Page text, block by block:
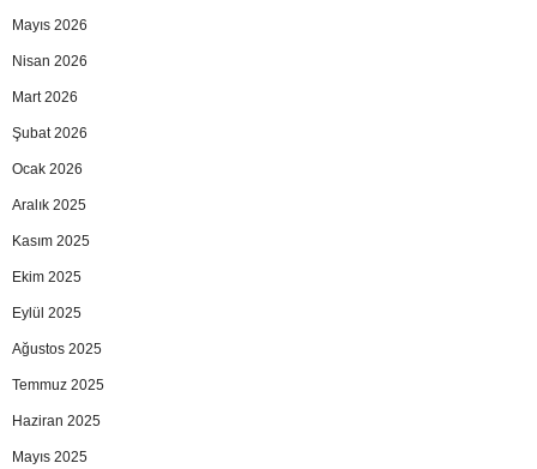
Mayıs 2026
Nisan 2026
Mart 2026
Şubat 2026
Ocak 2026
Aralık 2025
Kasım 2025
Ekim 2025
Eylül 2025
Ağustos 2025
Temmuz 2025
Haziran 2025
Mayıs 2025